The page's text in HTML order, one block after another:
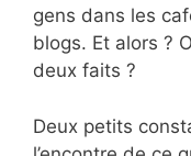
gens dans les
blogs. Et alors ?
deux faits ?
Deux petits